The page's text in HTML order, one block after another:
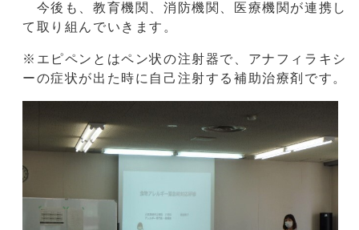
今後も、教育機関、消防機関、医療機関が連携し
て取り組んでいきます。
※エピペンとはペン状の注射器で、アナフィラキシ
ーの症状が出た時に自己注射する補助治療剤です。